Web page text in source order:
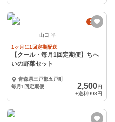
定期
山口 平
1ヶ月に1回定期配送
【クール・毎月1回定期便】ちへ
いの野菜セット
青森県三戸郡五戸町
毎月1回定期便
2,500円
+送料998円